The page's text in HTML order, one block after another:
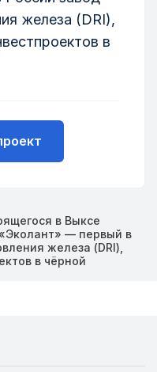
железа (DRI),
в
в Выксе
— первый в
железа (DRI),
в чёрной